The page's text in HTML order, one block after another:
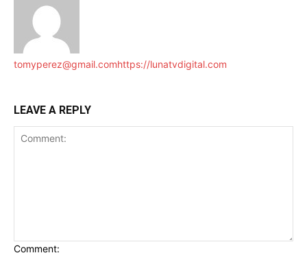
tomyperez@gmail.comhttps://lunatvdigital.com
LEAVE A REPLY
Comment: